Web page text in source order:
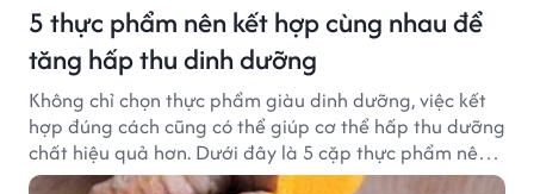
5 thực phẩm nên kết hợp cùng nhau để
tăng hấp thu dinh dưỡng
Không chỉ chọn thực phẩm giàu dinh dưỡng, việc kết
hợp đúng cách cũng có thể giúp cơ thể hấp thu dưỡng
chất hiệu quả hơn. Dưới đây là 5 cặp thực phẩm nên
ăn cùng nhau để tối ưu giá trị dinh dưỡng.